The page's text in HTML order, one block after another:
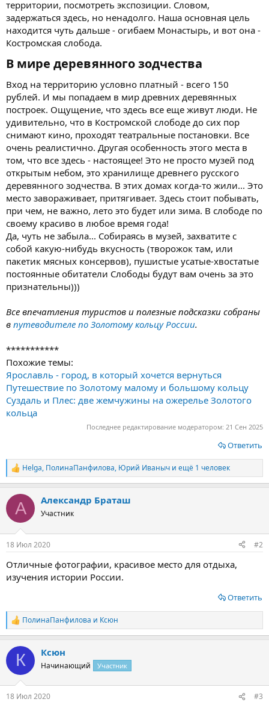
территории, посмотреть экспозиции. Словом,
задержаться здесь, но ненадолго. Наша основная цель
находится чуть дальше - огибаем Монастырь, и вот она -
Костромская слобода.
В мире деревянного зодчества​
Вход на территорию условно платный - всего 150
рублей. И мы попадаем в мир древних деревянных
построек. Ощущение, что здесь все еще живут люди. Не
удивительно, что в Костромской слободе до сих пор
снимают кино, проходят театральные постановки. Все
очень реалистично. Другая особенность этого места в
том, что все здесь - настоящее! Это не просто музей под
открытым небом, это хранилище древнего русского
деревянного зодчества. В этих домах когда-то жили... Это
место завораживает, притягивает. Здесь стоит побывать,
при чем, не важно, лето это будет или зима. В слободе по
своему красиво в любое время года!
Да, чуть не забыла... Собираясь в музей, захватите с
собой какую-нибудь вкусность (творожок там, или
пакетик мясных консервов), пушистые усатые-хвостатые
постоянные обитатели Слободы будут вам очень за это
признательны)))
Все впечатления туристов и полезные подсказки собраны
в путеводителе по Золотому кольцу России.
***********
Похожие темы:
Ярославль - город, в который хочется вернуться
Путешествие по Золотому малому и большому кольцу
Суздаль и Плес: две жемчужины на ожерелье Золотого
кольца
Последнее редактирование модератором: 21 Сен 2025
Ответить
Р
е
к
и
Helga, ПолинаПанфилова, Юрий Иваныч и ещё 1 человек
А Александр Браташ
Участник
18 Июл 2020 #2
Отличные фотографии, красивое место для отдыха,
изучения истории России.
Ответить
Р
е
к
и
ПолинаПанфилова и Ксюн
К Ксюн
Начинающий Участник
18 Июл 2020 #3